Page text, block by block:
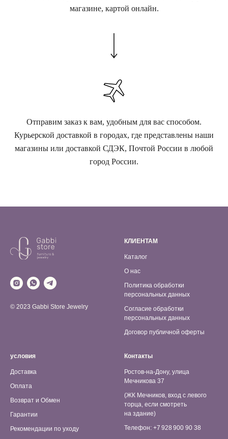
магазине, картой онлайн.
Отправим заказ к вам, удобным для вас способом.
Курьерской доставкой в городах, где представлены наши
магазины или доставкой СДЭК, Почтой России в любой
город России.
© 2023 Gabbi Store Jewelry
КЛИЕНТАМ
Каталог
О нас
Политика обработки
персональных данных
Согласие обработки
персональных данных
Договор публичной оферты
условия
Доставка
Оплата
Возврат и Обмен
Гарантии
Рекомендации по уходу
Контакты
Ростов-на-Дону, улица
Мечникова 37
(ЖК Мечников, вход с левого
торца, если смотреть
на здание)
Телефон: +7 928 900 90 38